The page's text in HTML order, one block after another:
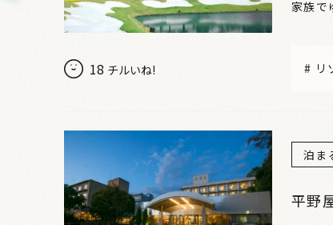
18 チルいね!
家族で
# リ
泊ま
平野